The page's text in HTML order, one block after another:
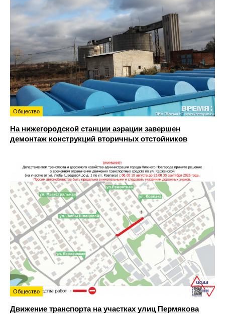
Общество
На нижегородской станции аэрации завершен
демонтаж конструкций вторичных отстойников
Общество
Движение транспорта на участках улиц Пермякова